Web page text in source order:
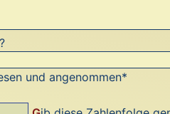
und angenommen*